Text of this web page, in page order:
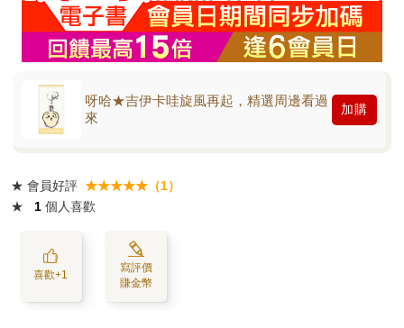
呀哈★吉伊卡哇旋風再起，精選周邊看過
來
加購
★ 會員好評 ★★★★★（1）
★
1 個人喜歡
喜歡+1
寫評價
賺金幣